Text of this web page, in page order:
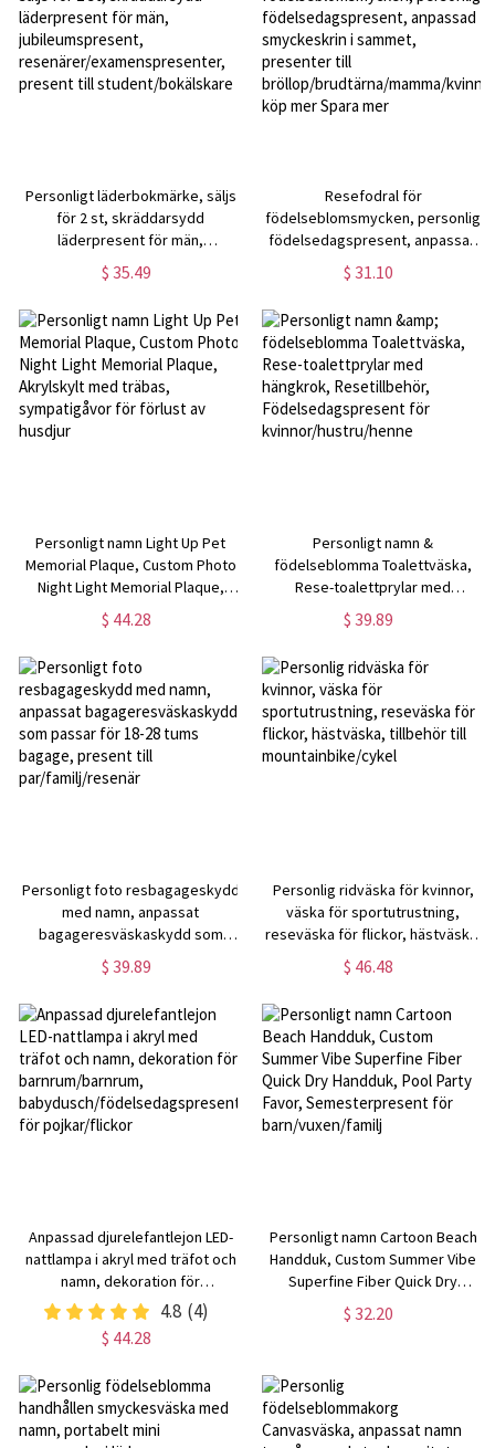
Personligt läderbokmärke, säljs
för 2 st, skräddarsydd
läderpresent för män,
jubileumspresent,
resenärer/examenspresenter,
present till student/bokälskare
$ 35.49
Resefodral för
födelseblomsmycken, personlig
födelsedagspresent, anpassad
smyckeskrin i sammet,
presenter till
bröllop/brudtärna/mamma/kvinnor,
köp mer Spara mer
$ 31.10
Personligt namn Light Up Pet
Memorial Plaque, Custom Photo
Night Light Memorial Plaque,
Akrylskylt med träbas,
sympatigåvor för förlust av
$ 44.28
Personligt namn &
födelseblomma Toalettväska,
Rese-toalettprylar med
hängkrok, Resetillbehör,
Födelsedagspresent för
$ 39.89
Personligt foto resbagageskydd
med namn, anpassat
bagageresväskaskydd som
passar för 18-28 tums bagage,
present till par/familj/resenär
$ 39.89
Personlig ridväska för kvinnor,
väska för sportutrustning,
reseväska för flickor, hästväska,
tillbehör till mountainbike/cykel
$ 46.48
Anpassad djurelefantlejon LED-
nattlampa i akryl med träfot och
namn, dekoration för
barnrum/barnrum,
babydusch/födelsedagspresent
för pojkar/flickor
4.8 (4)
$ 44.28
Personligt namn Cartoon Beach
Handduk, Custom Summer Vibe
Superfine Fiber Quick Dry
Handduk, Pool Party Favor,
Semesterpresent för
$ 32.20